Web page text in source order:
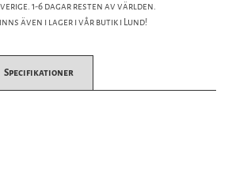
1-6 dagar resten av världen.
även i lager i vår butik i Lund!
Specifikationer